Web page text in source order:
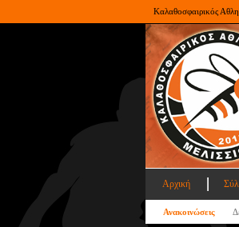
Καλαθοσφαιρικός
Αρχική
Ανακοινώσεις